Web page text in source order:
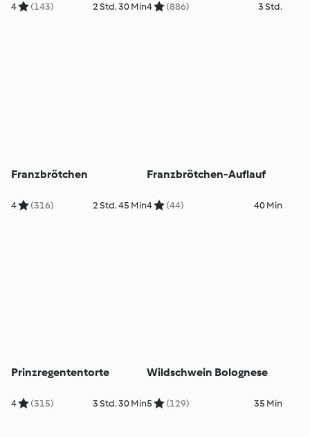
4 (143) 2 Std. 30 Min4 (886) 3 Std.
Franzbrötchen
4 (316) 2 Std. 45 Min
Franzbrötchen-Auflauf
4 (44) 40 Min
Prinzregententorte
4 (315) 3 Std. 30 Min
Wildschwein Bolognese
5 (129) 35 Min